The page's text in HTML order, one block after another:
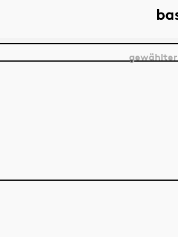
gewählter